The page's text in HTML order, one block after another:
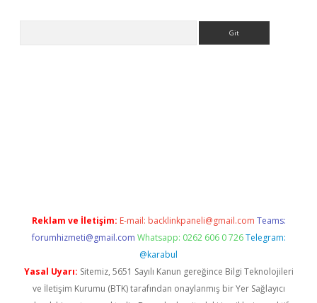
Reklam ve İletişim: E-mail: backlinkpaneli@gmail.com Teams:
forumhizmeti@gmail.com Whatsapp: 0262 606 0 726 Telegram:
@karabul
Yasal Uyarı: Sitemiz, 5651 Sayılı Kanun gereğince Bilgi Teknolojileri
ve İletişim Kurumu (BTK) tarafından onaylanmış bir Yer Sağlayıcı